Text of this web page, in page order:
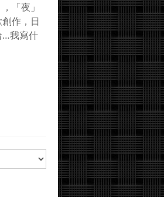
「夜」
作，日
…我寫什